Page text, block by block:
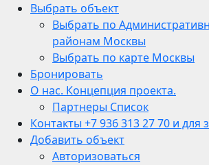
Выбрать объект
Выбрать по
районам Москвы
Выбрать по карте Москвы
Бронировать
О нас. Концепция проекта.
Партнеры Список
Контакты +7 936 313 27 70 и для
Добавить объект
Авторизоваться